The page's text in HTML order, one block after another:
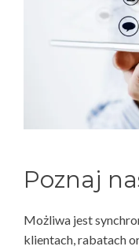
Poznaj
Możliwa jest
klientach, rabatach